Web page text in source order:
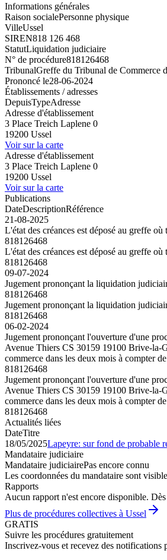
Informations générales
Raison socialePersonne physique
VilleUssel
SIREN818 126 468
StatutLiquidation judiciaire
N° de procédure818126468
TribunalGreffe du Tribunal de Commerce
Prononcé le28-06-2024
Établissements / adresses
DepuisTypeAdresse
Adresse d'établissement
3 Place Treich Laplene 0
19200 Ussel
Voir sur la carte
Adresse d'établissement
3 Place Treich Laplene 0
19200 Ussel
Voir sur la carte
Publications
DateDescriptionRéférence
21-08-2025
L'état des créances est déposé au greffe
818126468
L'état des créances est déposé au greffe
818126468
09-07-2024
Jugement prononçant la liquidation
818126468
Jugement prononçant la liquidation
818126468
06-02-2024
Jugement prononçant l'ouverture d'une
Avenue Thiers CS 30159 19100 Brive-la-
commerce dans les deux mois à compter
818126468
Jugement prononçant l'ouverture d'une
Avenue Thiers CS 30159 19100 Brive-la-
commerce dans les deux mois à compter
818126468
Actualités liées
DateTitre
18/05/2025Lapeyre: sur fond de probable
Mandataire judiciaire
Mandataire judiciairePas encore connu
Les coordonnées du mandataire sont
Rapports
Aucun rapport n'est encore disponible.
Plus de procédures collectives à Ussel
GRATIS
Suivre les procédures gratuitement
Inscrivez-vous et recevez des notifications